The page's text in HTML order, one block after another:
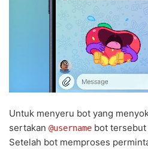
Untuk menyeru bot yang
sertakan @username bot tersebut
Setelah bot memproses